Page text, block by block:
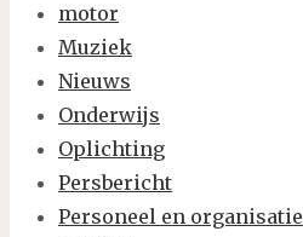
motor
Muziek
Nieuws
Onderwijs
Oplichting
Persbericht
Personeel en organisatie